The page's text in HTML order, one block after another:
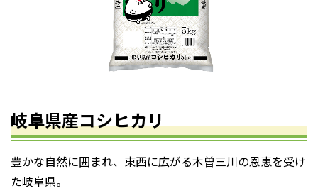
岐阜県産コシヒカリ
豊かな自然に囲まれ、東西に広がる木曽三川の恩恵を受け
た岐阜県。